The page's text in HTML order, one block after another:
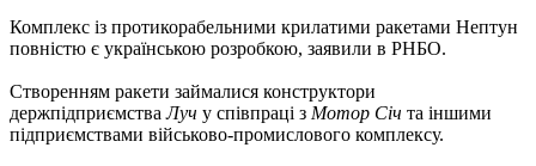
Комплекс із протикорабельними крилатими ракетами Нептун
повністю є українською розробкою, заявили в РНБО.
Створенням ракети займалися конструктори
держпідприємстваЛуч у співпраці з Мотор Січ та іншими
підприємствами військово-промислового комплексу.